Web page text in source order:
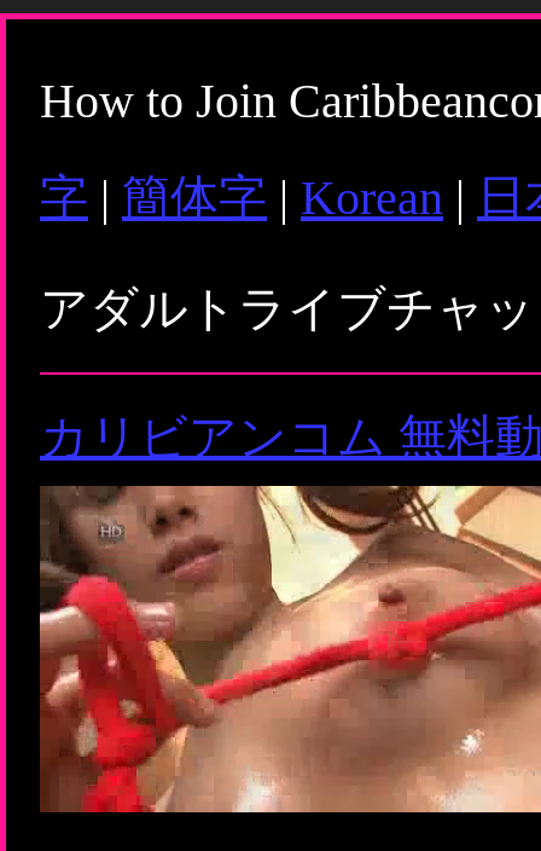
How to Join
字 | 簡体字 | Korean |
アダルトライブチャ
カリビアンコム 無料